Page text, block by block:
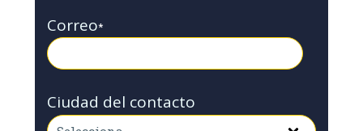
Correo*
Ciudad del contacto